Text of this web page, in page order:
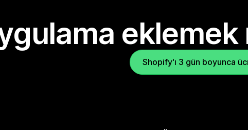
Shopify'ı 3 gün boyunca